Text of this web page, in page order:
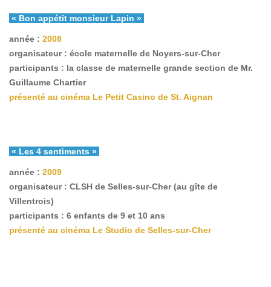
« Bon appétit monsieur Lapin »
année : 2008
organisateur : école maternelle de Noyers-sur-Cher
participants : la classe de maternelle grande section de Mr.
Guillaume Chartier
présenté au cinéma Le Petit Casino de St. Aignan
« Les 4 sentiments »
année : 2009
organisateur : CLSH de Selles-sur-Cher (au gîte de
Villentrois)
participants : 6 enfants de 9 et 10 ans
présenté au cinéma Le Studio de Selles-sur-Cher